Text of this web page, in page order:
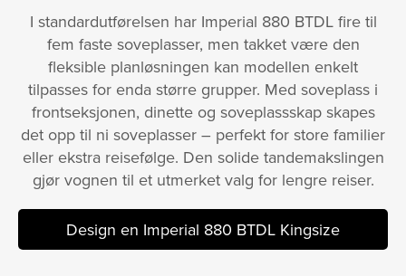
I standardutførelsen har Imperial 880 BTDL fire til
fem faste soveplasser, men takket være den
fleksible planløsningen kan modellen enkelt
tilpasses for enda større grupper. Med soveplass i
frontseksjonen, dinette og soveplassskap skapes
det opp til ni soveplasser – perfekt for store familier
eller ekstra reisefølge. Den solide tandemakslingen
gjør vognen til et utmerket valg for lengre reiser.
Design en Imperial 880 BTDL Kingsize